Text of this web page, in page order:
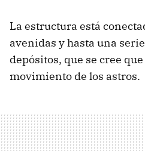
La estructura está
avenidas y hasta una
depósitos, que se cree
movimiento de los astros.